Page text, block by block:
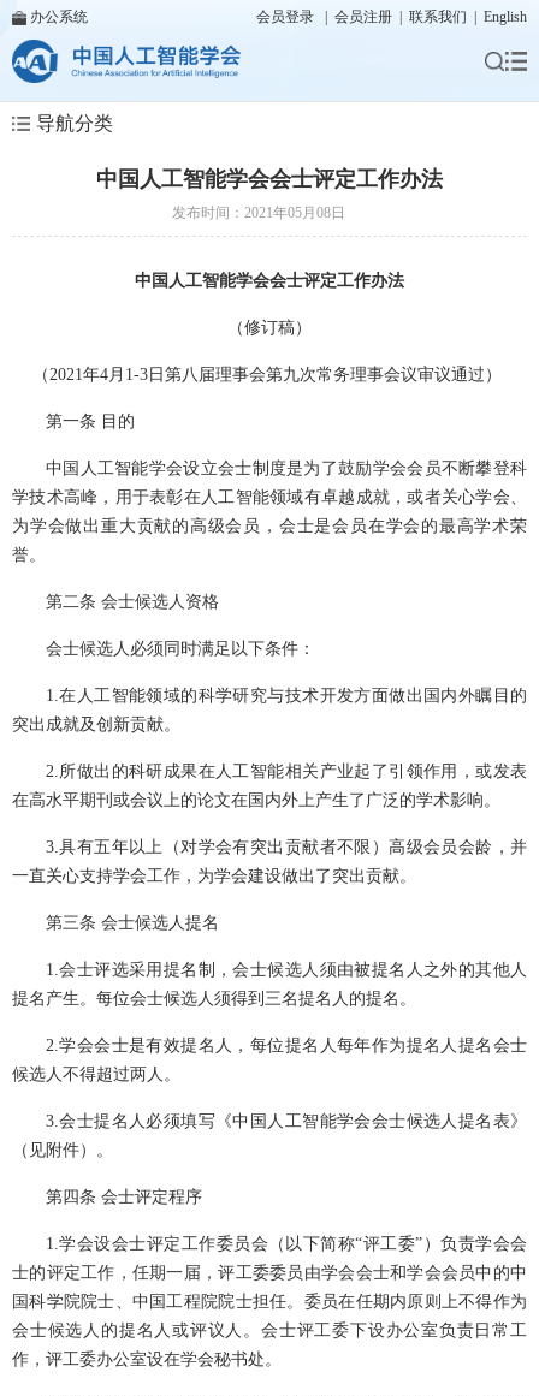
办公系统 会员登录 会员注册 联系我们 English
导航分类
中国人工智能学会会士评定工作办法
发布时间：2021年05月08日
中国人工智能学会会士评定工作办法
（修订稿）
（2021年4月1-3日第八届理事会第九次常务理事会议审议通过）
第一条 目的
中国人工智能学会设立会士制度是为了鼓励学会会员不断攀登科
学技术高峰，用于表彰在人工智能领域有卓越成就，或者关心学会、
为学会做出重大贡献的高级会员，会士是会员在学会的最高学术荣
誉。
第二条 会士候选人资格
会士候选人必须同时满足以下条件：
1.在人工智能领域的科学研究与技术开发方面做出国内外瞩目的
突出成就及创新贡献。
2.所做出的科研成果在人工智能相关产业起了引领作用，或发表
在高水平期刊或会议上的论文在国内外上产生了广泛的学术影响。
3.具有五年以上（对学会有突出贡献者不限）高级会员会龄，并
一直关心支持学会工作，为学会建设做出了突出贡献。
第三条 会士候选人提名
1.会士评选采用提名制，会士候选人须由被提名人之外的其他人
提名产生。每位会士候选人须得到三名提名人的提名。
2.学会会士是有效提名人，每位提名人每年作为提名人提名会士
候选人不得超过两人。
3.会士提名人必须填写《中国人工智能学会会士候选人提名表》
（见附件）。
第四条 会士评定程序
1.学会设会士评定工作委员会（以下简称“评工委”）负责学会会
士的评定工作，任期一届，评工委委员由学会会士和学会会员中的中
国科学院院士、中国工程院院士担任。委员在任期内原则上不得作为
会士候选人的提名人或评议人。会士评工委下设办公室负责日常工
作，评工委办公室设在学会秘书处。